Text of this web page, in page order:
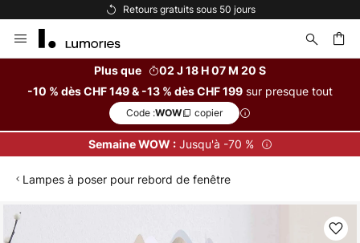
Retours gratuits sous 50 jours
Allez
au
Plus que
02 J 18 H 07 M 19 S
-10 % dès CHF 149 & -13 % dès CHF 199 sur presque tout
Code :WOW copier
Semaine WOW :Jusqu'à -70 %
Lampes à poser pour rebord de fenêtre
Skip
to